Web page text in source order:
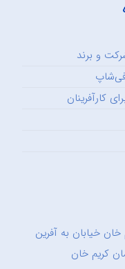
و برند
کارآفرینان
خان خیابان به آفرین